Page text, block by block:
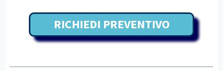
RICHIEDI PREVENTIVO